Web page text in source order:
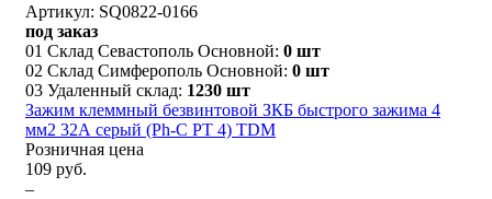
Артикул: SQ0822-0166
под заказ
01 Склад Севастополь Основной: 0 шт
02 Склад Симферополь Основной: 0 шт
03 Удаленный склад: 1230 шт
Зажим клеммный безвинтовой ЗКБ быстрого зажима 4
мм2 32А серый (Ph-C PT 4) TDM
Розничная цена
109 руб.
–